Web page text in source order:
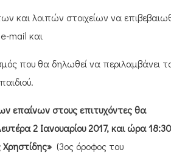
και λοιπών στοιχείων να
mail και
που θα δηλωθεί να περιλαμβάνει
επαίνων στους επιτυχόντες θα
2 Ιανουαρίου 2017, και ώρα 18:30
Χρηστίδης» (3ος όροφος του